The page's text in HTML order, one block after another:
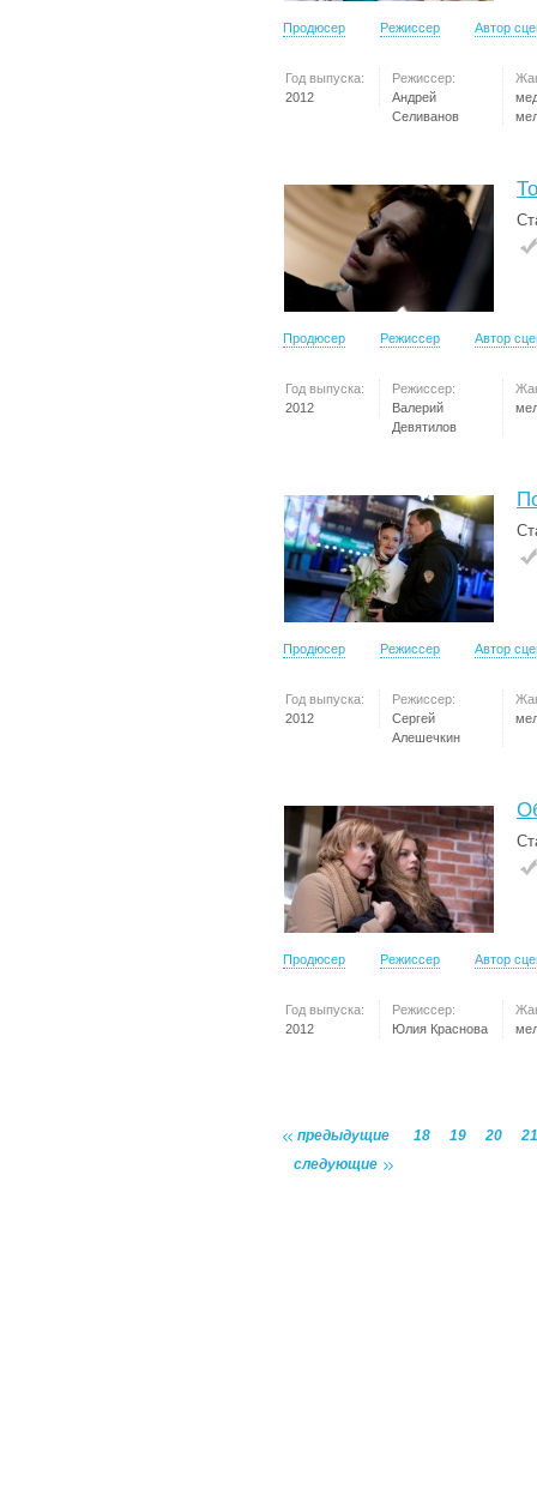
Продюсер Режиссер Автор
Год выпуска:
2012
Режиссер:
Андрей
Селиванов
Продюсер Режиссер Автор
Год выпуска:
2012
Режиссер:
Валерий
Девятилов
Продюсер Режиссер Автор
Год выпуска:
2012
Режиссер:
Сергей
Алешечкин
Продюсер Режиссер Автор
Год выпуска:
2012
Режиссер:
Юлия Краснова
предыдущие 18 19 20
21
следующие